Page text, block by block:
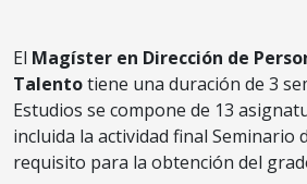
El Magíster en Dirección de
Talentotiene una duración de 3
Estudios se compone de 13
incluida la actividad final Seminario
requisito para la obtención del